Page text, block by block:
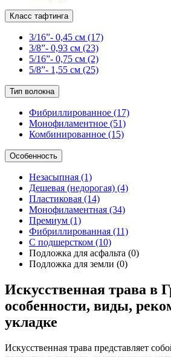
Класс тафтинга
3/16”- 0,45 см (17)
3/8”- 0,93 см (23)
5/16”- 0,75 см (2)
5/8”- 1,55 см (25)
Тип волокна
Фибриллированное (17)
Монофиламентное (51)
Комбинированное (15)
Особенность
Незасыпная (1)
Дешевая (недорогая) (4)
Пластиковая (14)
Монофиламентная (34)
Премиум (1)
Фибриллированная (11)
С подшерстком (10)
Подложка для асфальта (0)
Подложка для земли (0)
Искусственная трава в
особенности, виды,
укладке
Искусственная трава представляет